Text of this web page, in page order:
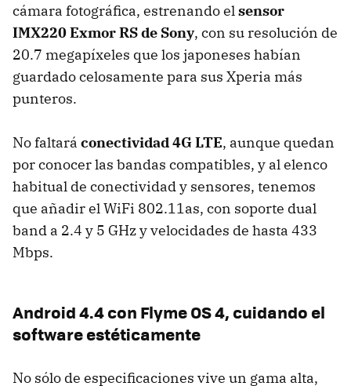
cámara fotográfica, estrenando elsensor
IMX220 Exmor RS de Sony, con su resolución de
20.7 megapíxeles que los japoneses habían
guardado celosamente para sus Xperia más
punteros.
No faltará conectividad 4G LTE, aunque quedan
por conocer las bandas compatibles, y al elenco
habitual de conectividad y sensores, tenemos
que añadir el WiFi 802.11as, con soporte dual
band a 2.4 y 5 GHz y velocidades de hasta 433
Mbps.
Android 4.4 con Flyme OS 4, cuidando el
software estéticamente
No sólo de especificaciones vive un gama alta,